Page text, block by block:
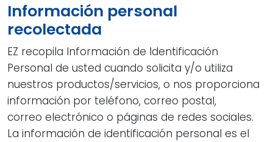
Información personal
recolectada
EZ recopila Información de Identificación
Personal de usted cuando solicita y/o utiliza
nuestros productos/servicios, o nos proporciona
información por teléfono, correo postal,
correo electrónico o páginas de redes sociales.
La información de identificación personal es el